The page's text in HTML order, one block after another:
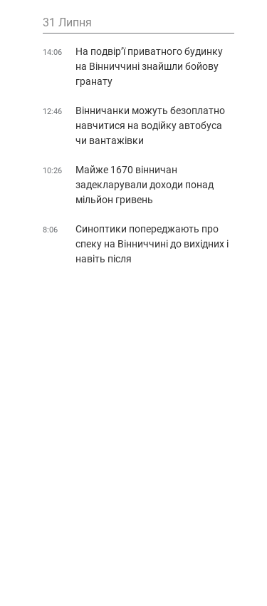
31 Липня
14:06
На подвір’ї приватного будинку
на Вінниччині знайшли бойову
гранату
12:46
Вінничанки можуть безоплатно
навчитися на водійку автобуса
чи вантажівки
10:26
Майже 1670 вінничан
задекларували доходи понад
мільйон гривень
8:06
Синоптики попереджають про
спеку на Вінниччині до вихідних і
навіть після